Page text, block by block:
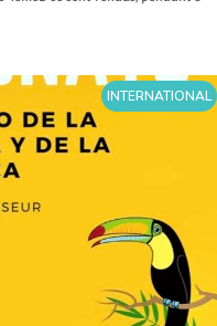
INTERNATIONAL